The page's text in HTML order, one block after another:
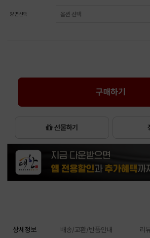
양면선택
구매하기
선물하기
상세정보 배송/교환/반품안내 리